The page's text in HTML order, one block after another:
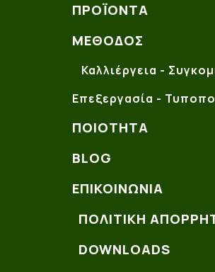
ΠΡΟΪΌΝΤΑ
ΜΈΘΟΔΟΣ
Καλλιέργεια -
Επεξεργασία -
ΠΟΙΌΤΗΤΑ
BLOG
ΕΠΙΚΟΙΝΩΝΊΑ
ΠΟΛΙΤΙΚΗ
DOWNLOADS